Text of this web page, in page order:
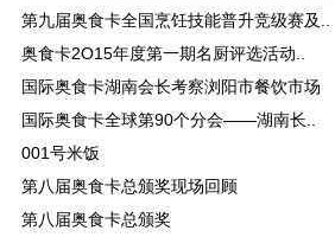
第九届奥食卡全国烹饪技能普升竞级赛及..
奥食卡2O15年度第一期名厨评选活动..
国际奥食卡湖南会长考察浏阳市餐饮市场
国际奥食卡全球第90个分会——湖南长..
001号米饭
第八届奥食卡总颁奖现场回顾
第八届奥食卡总颁奖